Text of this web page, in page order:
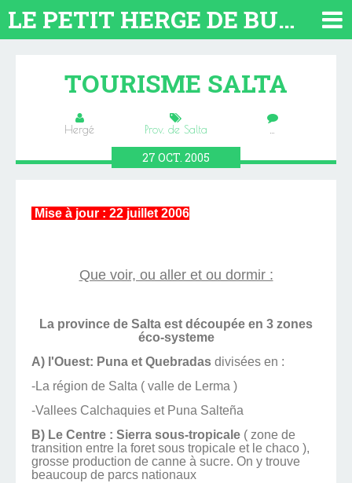
LE PETIT HERGE DE BUENOS AIRES 2026. TOUT SUR L'ARGENTINE
TOURISME SALTA
Hergé Prov. de Salta …
27 OCT. 2005
Mise à jour : 22 juillet 2006
Que voir, ou aller et ou dormir :
La province de Salta est découpée en 3 zones
éco-systeme
A) l'Ouest: Puna et Quebradas divisées en :
-La région de Salta ( valle de Lerma )
-Vallees Calchaquies et Puna Salteña
B) Le Centre : Sierra sous-tropicale ( zone de
transition entre la foret sous tropicale et le chaco ),
grosse production de canne à sucre. On y trouve
beaucoup de parcs nationaux